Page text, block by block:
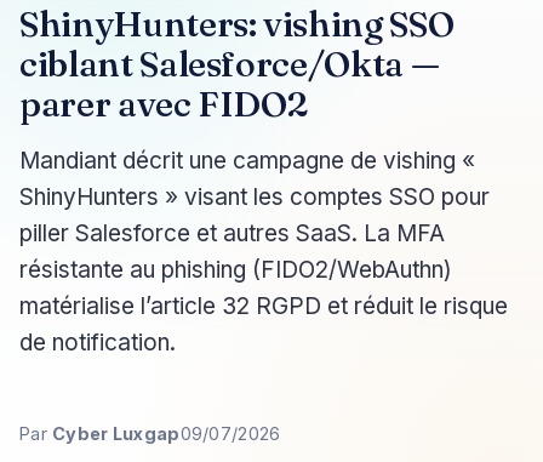
ShinyHunters: vishing SSO
ciblant Salesforce/Okta —
parer avec FIDO2
Mandiant décrit une campagne de vishing «
ShinyHunters » visant les comptes SSO pour
piller Salesforce et autres SaaS. La MFA
résistante au phishing (FIDO2/WebAuthn)
matérialise l’article 32 RGPD et réduit le risque
de notification.
Par Cyber Luxgap09/07/2026